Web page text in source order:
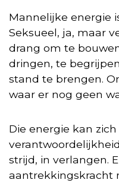
Mannelijke energie
Seksueel, ja, maar
drang om te
dringen, te
stand te brengen.
waar er nog geen
Die energie kan
strijd, in verlangen.
aantrekkingskracht